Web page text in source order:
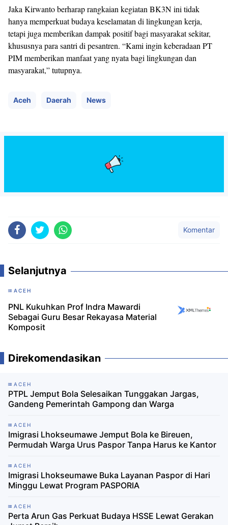
Jaka Kirwanto berharap rangkaian kegiatan BK3N ini tidak
hanya memperkuat budaya keselamatan di lingkungan kerja,
tetapi juga memberikan dampak positif bagi masyarakat sekitar,
khususnya para santri di pesantren. “Kami ingin keberadaan PT
PIM memberikan manfaat yang nyata bagi lingkungan dan
masyarakat,” tutupnya.
Aceh Daerah News
Komentar
Selanjutnya
ACEH
PNL Kukuhkan Prof Indra Mawardi
Sebagai Guru Besar Rekayasa Material
Komposit
Direkomendasikan
ACEH
PTPL Jemput Bola Selesaikan Tunggakan Jargas,
Gandeng Pemerintah Gampong dan Warga
ACEH
Imigrasi Lhokseumawe Jemput Bola ke Bireuen,
Permudah Warga Urus Paspor Tanpa Harus ke Kantor
ACEH
Imigrasi Lhokseumawe Buka Layanan Paspor di Hari
Minggu Lewat Program PASPORIA
ACEH
Perta Arun Gas Perkuat Budaya HSSE Lewat Gerakan